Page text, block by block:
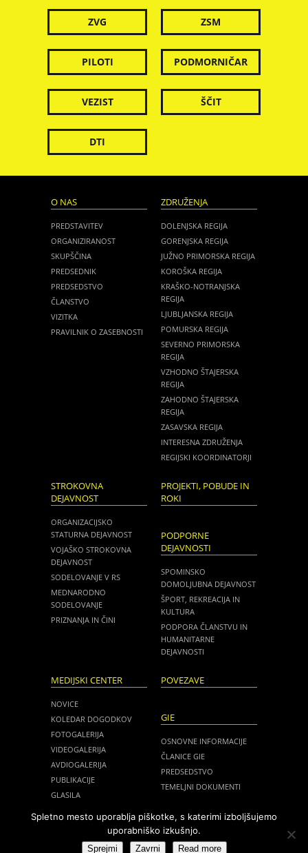
ZVG ZSM
PILOTI PODMORNIČAR
VEZIST ŠČIT
DTI
O NAS
PREDSTAVITEV
ORGANIZIRANOST
SKUPŠČINA
PREDSEDNIK
PREDSEDSTVO
ČLANSTVO
VIZITKA
PRAVILNIK O ZASEBNOSTI
ZDRUŽENJA
DOLENJSKA REGIJA
GORENJSKA REGIJA
JUŽNO PRIMORSKA REGIJA
KOROŠKA REGIJA
KRAŠKO-NOTRANJSKA
REGIJA
LJUBLJANSKA REGIJA
POMURSKA REGIJA
SEVERNO PRIMORSKA
REGIJA
VZHODNO ŠTAJERSKA
REGIJA
ZAHODNO ŠTAJERSKA
REGIJA
ZASAVSKA REGIJA
INTERESNA ZDRUŽENJA
REGIJSKI KOORDINATORJI
STROKOVNA
DEJAVNOST
ORGANIZACIJSKO
STATURNA DEJAVNOST
VOJAŠKO STROKOVNA
DEJAVNOST
SODELOVANJE V RS
MEDNARODNO
SODELOVANJE
PRIZNANJA IN ČINI
PROJEKTI, POBUDE IN
ROKI
PODPORNE
DEJAVNOSTI
SPOMINSKO
DOMOLJUBNA DEJAVNOST
ŠPORT, REKREACIJA IN
KULTURA
PODPORA ČLANSTVU IN
HUMANITARNE
DEJAVNOSTI
MEDIJSKI CENTER
NOVICE
KOLEDAR DOGODKOV
FOTOGALERIJA
VIDEOGALERIJA
AVDIOGALERIJA
PUBLIKACIJE
GLASILA
POVEZAVE
GIE
OSNOVNE INFORMACIJE
ČLANICE GIE
PREDSEDSTVO
TEMELJNI DOKUMENTI
ZASEDANJA
ZVEZA SLOVENSKIH ČASTNIKOV
Spletno mesto uporablja piškotke, s katerimi izboljšujemo
uporabniško izkušnjo.
Sprejmi Zavrni Read more